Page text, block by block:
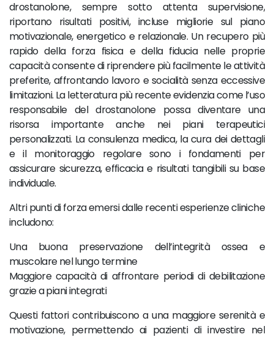
drostanolone, sempre sotto attenta supervisione,
riportano risultati positivi, incluse migliorie sul piano
motivazionale, energetico e relazionale. Un recupero più
rapido della forza fisica e della fiducia nelle proprie
capacità consente di riprendere più facilmente le attività
preferite, affrontando lavoro e socialità senza eccessive
limitazioni. La letteratura più recente evidenzia come l’uso
responsabile del drostanolone possa diventare una
risorsa importante anche nei piani terapeutici
personalizzati. La consulenza medica, la cura dei dettagli
e il monitoraggio regolare sono i fondamenti per
assicurare sicurezza, efficacia e risultati tangibili su base
individuale.
Altri punti di forza emersi dalle recenti esperienze cliniche
includono:
Una buona preservazione dell’integrità ossea e
muscolare nel lungo termine
Maggiore capacità di affrontare periodi di debilitazione
grazie a piani integrati
Questi fattori contribuiscono a una maggiore serenità e
motivazione, permettendo ai pazienti di investire nel